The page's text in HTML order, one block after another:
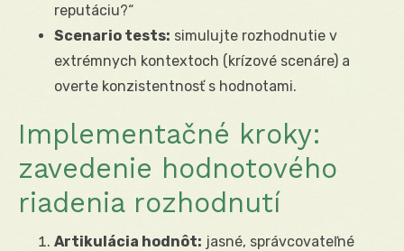
reputáciu?“
Scenario tests: simulujte rozhodnutie v
extrémnych kontextoch (krízové scenáre) a
overte konzistentnosť s hodnotami.
Implementačné kroky:
zavedenie hodnotového
riadenia rozhodnutí
Artikulácia hodnôt: jasné, správcovateľné